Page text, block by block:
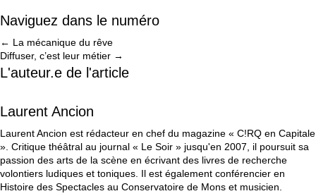
Naviguez dans le numéro
Posts
navigation
← La mécanique du rêve
Diffuser, c’est leur métier →
L'auteur.e de l'article
Laurent Ancion
Laurent Ancion est rédacteur en chef du magazine « C!RQ en Capitale
». Critique théâtral au journal « Le Soir » jusqu'en 2007, il poursuit sa
passion des arts de la scène en écrivant des livres de recherche
volontiers ludiques et toniques. Il est également conférencier en
Histoire des Spectacles au Conservatoire de Mons et musicien.